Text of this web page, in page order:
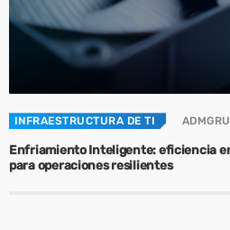
INFRAESTRUCTURA DE TI
Enfriamiento Inteligente: eficiencia
para operaciones resilientes